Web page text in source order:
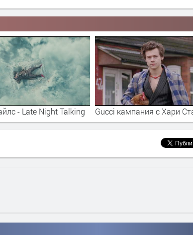
с Хари Стайлс Harry Styles - Sign of the